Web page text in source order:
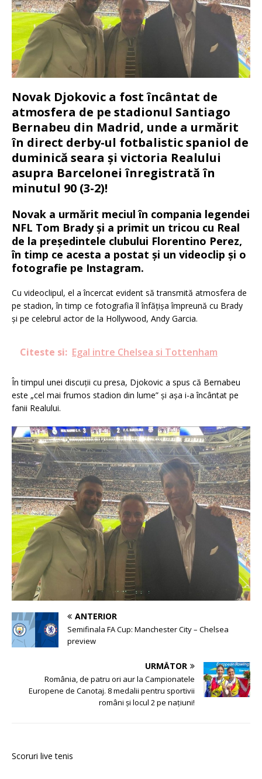
Novak Djokovic a fost încântat de
atmosfera de pe stadionul Santiago
Bernabeu din Madrid, unde a urmărit
în direct derby-ul fotbalistic spaniol de
duminică seara și victoria Realului
asupra Barcelonei înregistrată în
minutul 90 (3-2)!
Novak a urmărit meciul în compania legendei
NFL Tom Brady și a primit un tricou cu Real
de la președintele clubului Florentino Perez,
în timp ce acesta a postat și un videoclip și o
fotografie pe Instagram.
Cu videoclipul, el a încercat evident să transmită atmosfera de
pe stadion, în timp ce fotografia îl înfățișa împreună cu Brady
și pe celebrul actor de la Hollywood, Andy Garcia.
Citeste si: Egal intre Chelsea si Tottenham
În timpul unei discuții cu presa, Djokovic a spus că Bernabeu
este „cel mai frumos stadion din lume” și așa i-a încântat pe
fanii Realului.
ANTERIOR
Semifinala FA Cup: Manchester City – Chelsea
preview
URMĂTOR
România, de patru ori aur la Campionatele
Europene de Canotaj. 8 medalii pentru sportivii
români și locul 2 pe națiuni!
Scoruri live tenis